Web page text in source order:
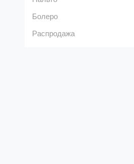
Болеро
Распродажа